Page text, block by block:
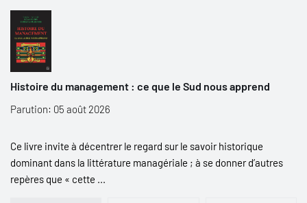
Histoire du management : ce que le Sud nous apprend
Parution: 05 août 2026
Ce livre invite à décentrer le regard sur le savoir historique
dominant dans la littérature managériale ; à se donner d’autres
repères que « cette ...